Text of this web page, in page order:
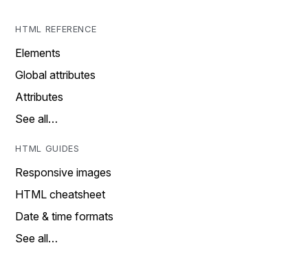
HTML REFERENCE
Elements
Global attributes
Attributes
See all…
HTML GUIDES
Responsive images
HTML cheatsheet
Date & time formats
See all…